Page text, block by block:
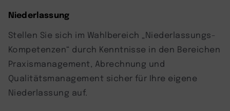
Niederlassung
Stellen Sie sich im Wahlbereich „Niederlassungs-
Kompetenzen“ durch Kenntnisse in den Bereichen
Praxismanagement, Abrechnung und
Qualitätsmanagement sicher für Ihre eigene
Niederlassung auf.